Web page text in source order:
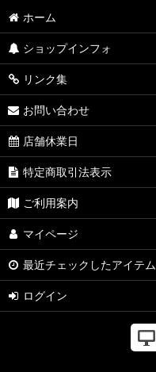
ホーム
ショップインフォ
リンク集
お問い合わせ
店舗休業日
特定商取引法表示
ご利用案内
マイページ
最近チェックしたアイテム
ログイン